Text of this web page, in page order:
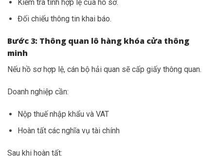
Kiểm tra tính hợp lệ của hồ sơ.
Đối chiếu thông tin khai báo.
Bước 3: Thông quan lô hàng khóa cửa thông
minh
Nếu hồ sơ hợp lệ, cán bộ hải quan sẽ cấp giấy thông quan.
Doanh nghiệp cần:
Nộp thuế nhập khẩu và VAT
Hoàn tất các nghĩa vụ tài chính
Sau khi hoàn tất: